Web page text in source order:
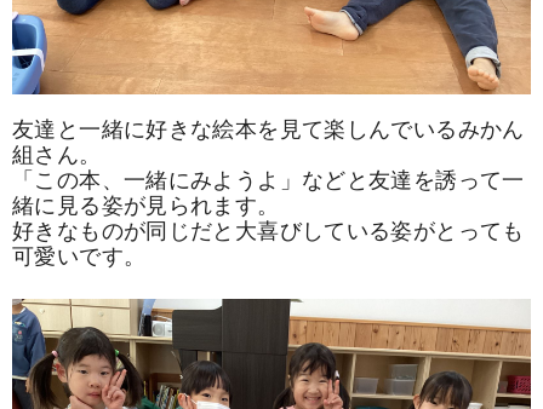
友達と一緒に好きな絵本を見て楽しんでいるみかん
組さん。
「この本、一緒にみようよ」などと友達を誘って一
緒に見る姿が見られます。
好きなものが同じだと大喜びしている姿がとっても
可愛いです。